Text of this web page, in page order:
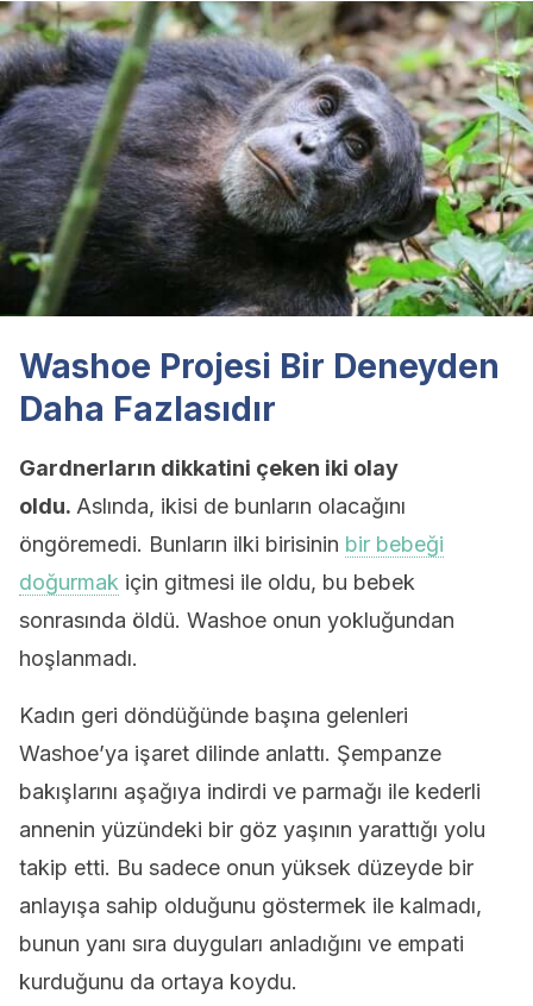
Washoe Projesi Bir Deneyden
Daha Fazlasıdır
Gardnerların dikkatini çeken iki olay
oldu. Aslında, ikisi de bunların olacağını
öngöremedi. Bunların ilki birisinin bir bebeği
doğurmak için gitmesi ile oldu, bu bebek
sonrasında öldü. Washoe onun yokluğundan
hoşlanmadı.
Kadın geri döndüğünde başına gelenleri
Washoe’ya işaret dilinde anlattı. Şempanze
bakışlarını aşağıya indirdi ve parmağı ile kederli
annenin yüzündeki bir göz yaşının yarattığı yolu
takip etti. Bu sadece onun yüksek düzeyde bir
anlayışa sahip olduğunu göstermek ile kalmadı,
bunun yanı sıra duyguları anladığını ve empati
kurduğunu da ortaya koydu.